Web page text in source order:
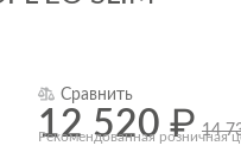
Сравнить
12 520₽ 14
Рекомендованная розничная